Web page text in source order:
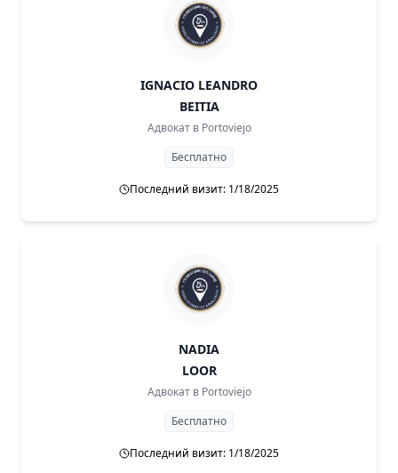
IGNACIO LEANDRO
BEITIA
Адвокат в Portoviejo
Бесплатно
Последний визит: 1/18/2025
NADIA
LOOR
Адвокат в Portoviejo
Бесплатно
Последний визит: 1/18/2025